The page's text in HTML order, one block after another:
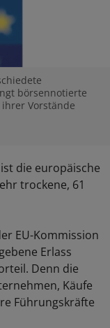
börsennotierte
Vorstände
die europäische
trockene, 61
EU-Kommission
Erlass
Denn die
Käufe
Führungskräfte